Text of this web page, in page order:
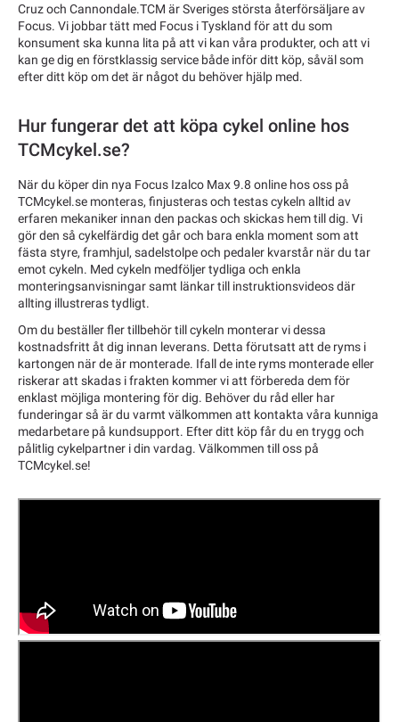
Cruz och Cannondale.TCM är Sveriges största återförsäljare av
Focus. Vi jobbar tätt med Focus i Tyskland för att du som
konsument ska kunna lita på att vi kan våra produkter, och att vi
kan ge dig en förstklassig service både inför ditt köp, såväl som
efter ditt köp om det är något du behöver hjälp med.
Hur fungerar det att köpa cykel online hos
TCMcykel.se?
När du köper din nya Focus Izalco Max 9.8 online hos oss på
TCMcykel.se monteras, finjusteras och testas cykeln alltid av
erfaren mekaniker innan den packas och skickas hem till dig. Vi
gör den så cykelfärdig det går och bara enkla moment som att
fästa styre, framhjul, sadelstolpe och pedaler kvarstår när du tar
emot cykeln. Med cykeln medföljer tydliga och enkla
monteringsanvisningar samt länkar till instruktionsvideos där
allting illustreras tydligt.
Om du beställer fler tillbehör till cykeln monterar vi dessa
kostnadsfritt åt dig innan leverans. Detta förutsatt att de ryms i
kartongen när de är monterade. Ifall de inte ryms monterade eller
riskerar att skadas i frakten kommer vi att förbereda dem för
enklast möjliga montering för dig. Behöver du råd eller har
funderingar så är du varmt välkommen att kontakta våra kunniga
medarbetare på kundsupport. Efter ditt köp får du en trygg och
pålitlig cykelpartner i din vardag. Välkommen till oss på
TCMcykel.se!